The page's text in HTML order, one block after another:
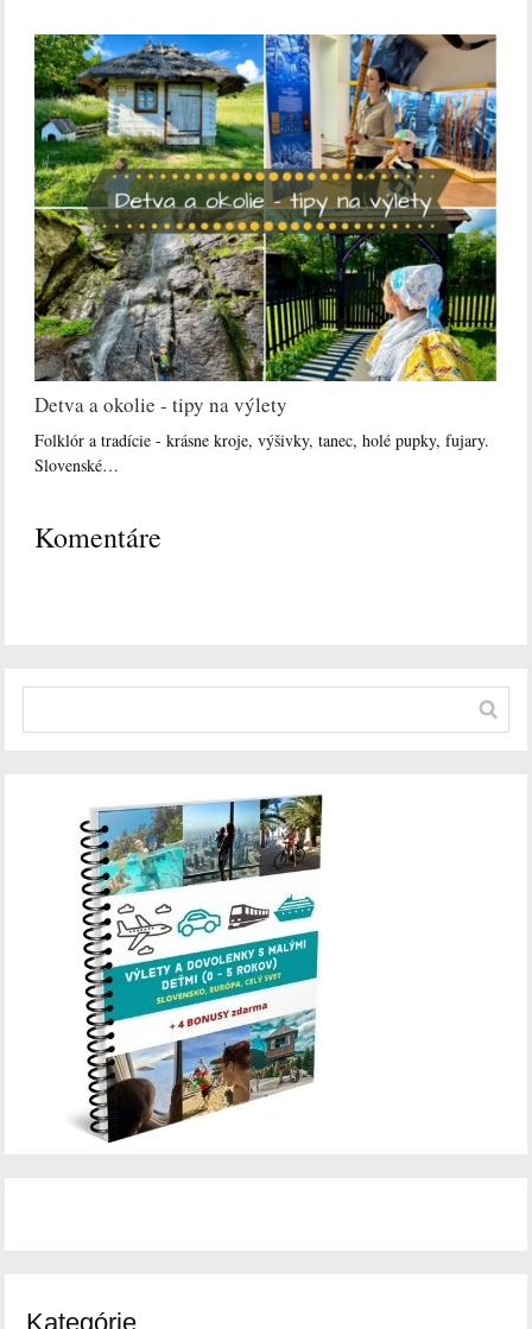
Detva a okolie - tipy na výlety
Folklór a tradície - krásne kroje, výšivky, tanec, holé pupky, fujary.
Slovenské…
Komentáre
Kategórie